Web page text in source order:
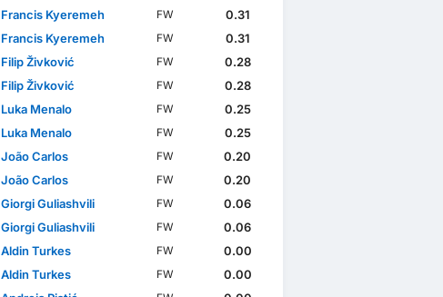
Francis Kyeremeh
FW
0.31
Francis Kyeremeh
FW
0.31
Filip Živković
FW
0.28
Filip Živković
FW
0.28
Luka Menalo
FW
0.25
Luka Menalo
FW
0.25
João Carlos
FW
0.20
João Carlos
FW
0.20
Giorgi Guliashvili
FW
0.06
Giorgi Guliashvili
FW
0.06
Aldin Turkes
FW
0.00
Aldin Turkes
FW
0.00